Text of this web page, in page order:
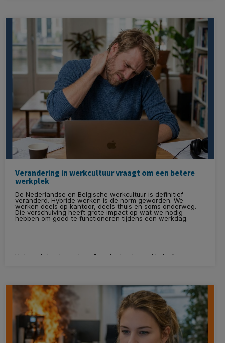
Verandering in werkcultuur vraagt om een betere
werkplek
De Nederlandse en Belgische werkcultuur is definitief
veranderd. Hybride werken is de norm geworden. We
werken deels op kantoor, deels thuis en soms onderweg.
Die verschuiving heeft grote impact op wat we nodig
hebben om goed te functioneren tijdens een werkdag.
Het gaat daarbij niet om “minder kantoorartikelen”, maar
Bij KantoorArtikelen.nl zien we een duidelijke ontwikkeling:
professionals investeren steeds vaker in een complete
werkplek rondom hun laptop.